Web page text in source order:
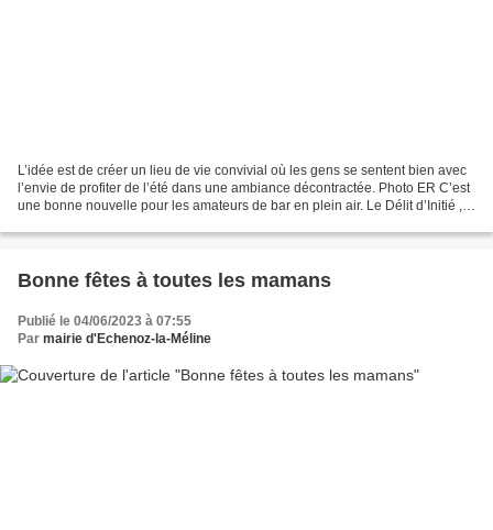
L’idée est de créer un lieu de vie convivial où les gens se sentent bien avec
l’envie de profiter de l’été dans une ambiance décontractée. Photo ER C’est
une bonne nouvelle pour les amateurs de bar en plein air. Le Délit d’Initié ,
Bonne fêtes à toutes les mamans
Publié le 04/06/2023 à 07:55
Par mairie d'Echenoz-la-Méline